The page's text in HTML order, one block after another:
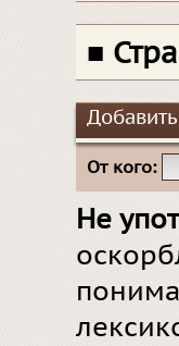
■
От кого:
Не